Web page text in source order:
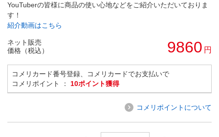
YouTuberの皆様に商品の使い心地などをご紹介いただいておりま
す！
紹介動画はこちら
ネット販売
価格（税込）
9860 円
コメリカード番号登録、コメリカードでお支払いで
コメリポイント ： 10ポイント獲得
コメリポイントについて